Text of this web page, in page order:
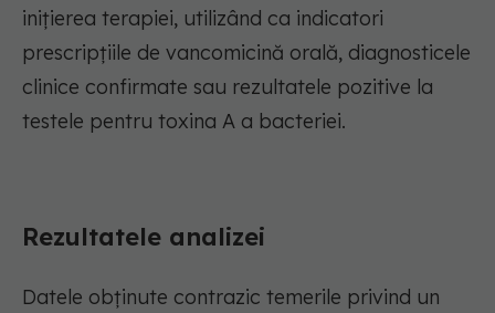
inițierea terapiei, utilizând ca indicatori
prescripțiile de vancomicină orală, diagnosticele
clinice confirmate sau rezultatele pozitive la
testele pentru toxina A a bacteriei.
Rezultatele analizei
Datele obținute contrazic temerile privind un